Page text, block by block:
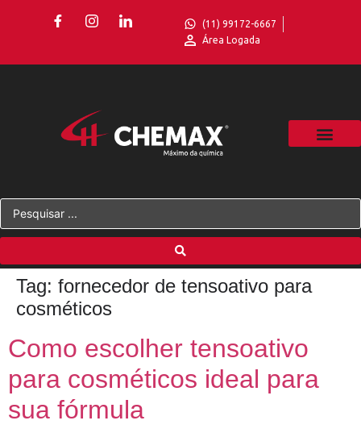
(11) 99172-6667
Área Logada
Tag: fornecedor de tensoativo para
cosméticos
Como escolher tensoativo
para cosméticos ideal para
sua fórmula